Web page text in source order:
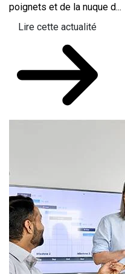
poignets et de la nuque d...
Lire cette actualité